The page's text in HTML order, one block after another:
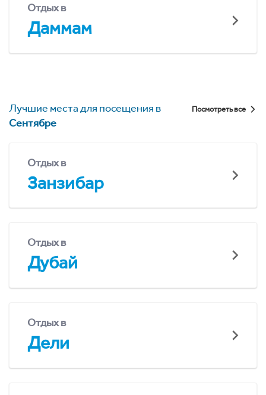
Отдых в
Даммам
Лучшие места для посещения в
Сентябре
Посмотреть все
Отдых в
Занзибар
Отдых в
Дубай
Отдых в
Дели